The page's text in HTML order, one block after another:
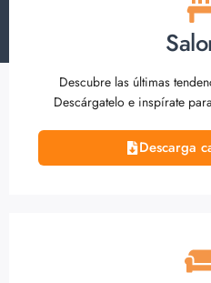
Descubre las últimas
Descárgatelo e inspírate
Descarga